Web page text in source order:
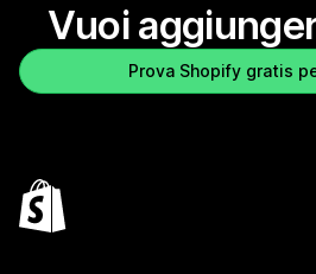
Vuoi
Prova Shopify gratis